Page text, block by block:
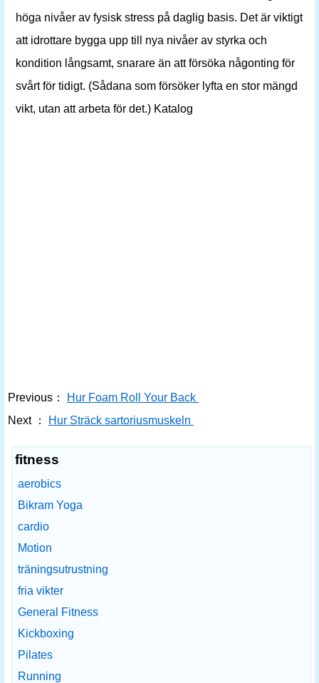
höga nivåer av fysisk stress på daglig basis. Det är viktigt
att idrottare bygga upp till nya nivåer av styrka och
kondition långsamt, snarare än att försöka någonting för
svårt för tidigt. (Sådana som försöker lyfta en stor mängd
vikt, utan att arbeta för det.) Katalog
Previous：
Hur Foam Roll Your Back
Next ：
Hur Sträck sartoriusmuskeln
fitness
aerobics
Bikram Yoga
cardio
Motion
träningsutrustning
fria vikter
General Fitness
Kickboxing
Pilates
Running